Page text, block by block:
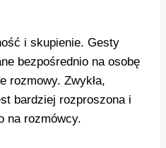
i skupienie. Gesty
bezpośrednio na osobę
rozmowy. Zwykła,
bardziej rozproszona i
na rozmówcy.